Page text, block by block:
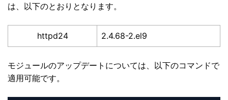
は、以下のとおりとなります。
httpd24 2.4.68-2.el9
モジュールのアップデートについては、以下のコマンドで
適用可能です。